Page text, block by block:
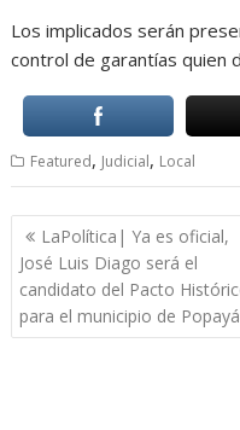
Los implicados serán
control de garantías quien
Featured, Judicial, Local
Navegación
de
entradas
LaPolítica| Ya es oficial,
José Luis Diago será el
candidato del Pacto
para el municipio de